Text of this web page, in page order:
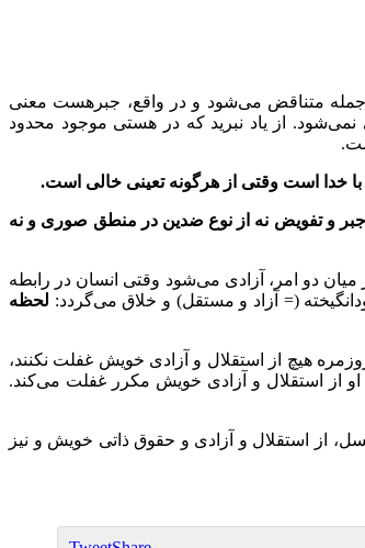
متناقض می‌شود و در واقع، جبرهست معنی
نمی‌شود. از یاد نبرید که در هستی موجود محدود
خدا است وقتی از هرگونه تعینی خالی است.
جبر و تفویض نه از نوع ضدین در منطق صوری و نه
دو امر، آزادی می‌شود وقتی انسان در رابطه
(= آزاد و مستقل) و خلاق می‌گردد: لحظه
هیچ از استقلال و آزادی خویش غفلت نکنند،
او از استقلال و آزادی خویش مکرر غفلت می‌کند.
از استقلال و آزادی و حقوق ذاتی خویش و نیز